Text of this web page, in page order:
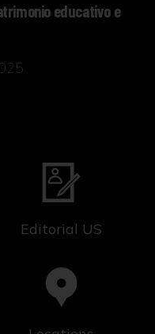
educativo e
Editorial US